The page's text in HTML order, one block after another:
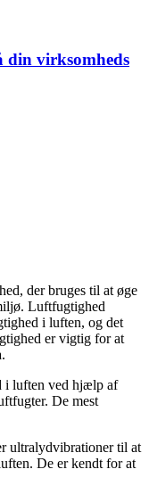
din virksomheds
der bruges til at øge
Luftfugtighed
i luften, og det
er vigtig for at
i luften ved hjælp af
De mest
ultralydvibrationer til at
De er kendt for at